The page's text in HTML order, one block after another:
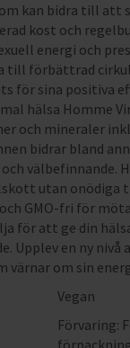
kan bidra till att
kost och
energi och
till förbättrad
för sina positiva
hälsa Homme
och mineraler
bidrar bland
välbefinnande.
utan onödiga
GMO-fri för
för att ge din
Upplev en ny
om sin
Vegan
Förvaring: